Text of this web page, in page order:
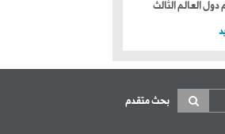
دول العالم الثالث
بحث متقدم